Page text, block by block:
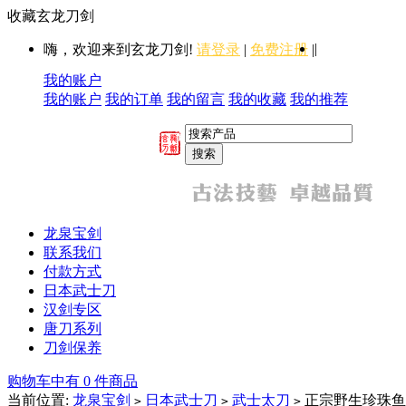
收藏玄龙刀剑
嗨，欢迎来到玄龙刀剑! 请登录 | 免费注册 ||
我的账户
我的账户 我的订单 我的留言 我的收藏 我的推荐
龙泉宝剑
联系我们
付款方式
日本武士刀
汉剑专区
唐刀系列
刀剑保养
购物车中有 0 件商品
当前位置: 龙泉宝剑 > 日本武士刀 > 武士太刀 > 正宗野生珍珠